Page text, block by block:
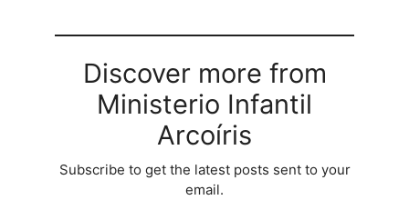
Discover more from
Ministerio Infantil
Arcoíris
Subscribe to get the latest posts sent to your
email.